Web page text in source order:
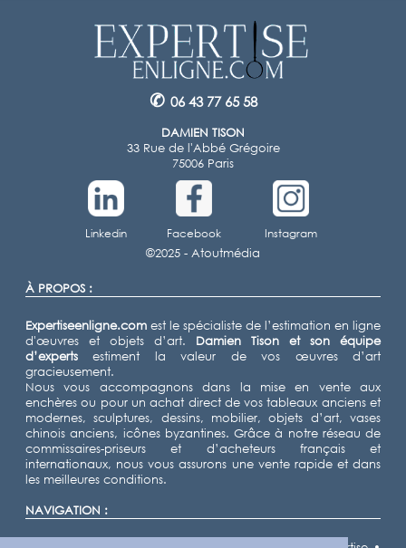
✆ 06 43 77 65 58
DAMIEN TISON
33 Rue de l'Abbé Grégoire
75006 Paris
Linkedin Facebook
Instagram
©2025 - Atoutmédia
À PROPOS :
Expertiseenligne.com est le spécialiste de l’estimation en ligne
d'œuvres et objets d’art. Damien Tison
et son équipe
d’experts estiment la valeur de vos œuvres d’art
gracieusement.
Nous vous accompagnons dans la mise en vente aux
enchères ou pour un achat direct de vos tableaux anciens et
modernes, sculptures, dessins, mobilier, objets d’art, vases
chinois anciens, icônes byzantines. Grâce à notre réseau de
commissaires-priseurs et d’acheteurs français et
internationaux, nous vous assurons une vente rapide et dans
les meilleures conditions.
NAVIGATION :